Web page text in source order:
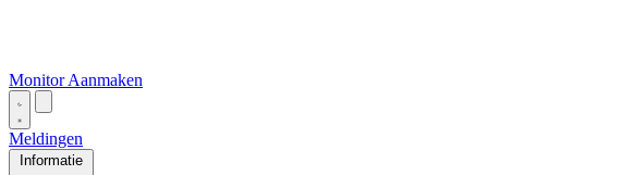
Monitor Aanmaken
Meldingen
Informatie